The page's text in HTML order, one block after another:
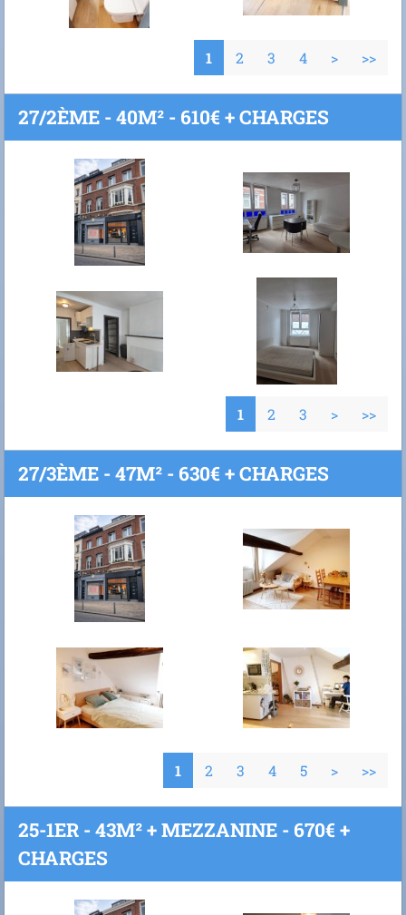
1 2 3 4 > >>
27/2ÈME - 40M² - 610€ + CHARGES
1 2 3 > >>
27/3ÈME - 47M² - 630€ + CHARGES
1 2 3 4 5 > >>
25-1ER - 43M² + MEZZANINE - 670€ +
CHARGES